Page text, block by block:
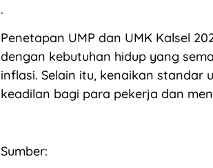
.
Penetapan UMP dan UMK Kalsel
dengan kebutuhan hidup yang
inflasi. Selain itu, kenaikan standar
keadilan bagi para pekerja dan
Sumber: